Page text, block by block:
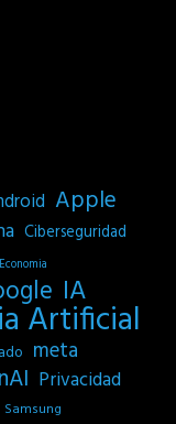
Apple
Ciberseguridad
Economia
IA
Artificial
meta
Privacidad
Samsung